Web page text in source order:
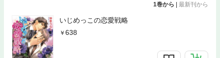
1巻から | 最新刊から
いじめっこの恋愛戦略
638